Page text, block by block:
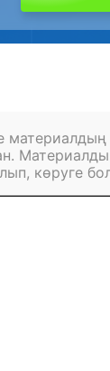
көруге